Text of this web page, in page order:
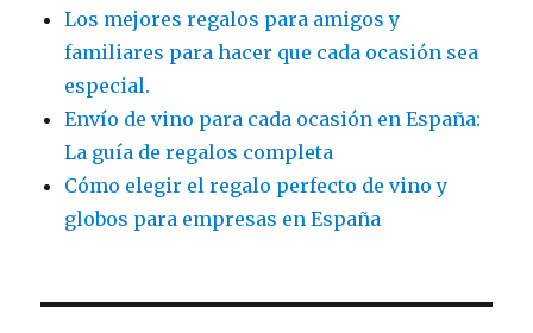
Los mejores regalos para amigos y
familiares para hacer que cada ocasión sea
especial.
Envío de vino para cada ocasión en España:
La guía de regalos completa
Cómo elegir el regalo perfecto de vino y
globos para empresas en España